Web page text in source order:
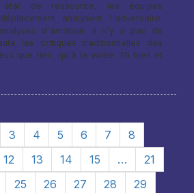
de ressource, les équipes
analysent l'adversaire.
d'amateur, il n'y a pas de
les critiques traditionnelles des
que rien, qu'à la volée. Eh bien et
3 4 5 6 7
8
12 13 14 15 …
21
25 26 27 28
29